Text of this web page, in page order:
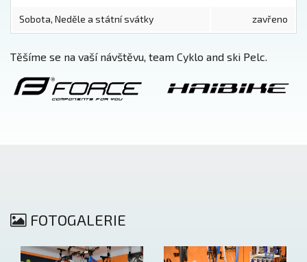
Sobota, Neděle a státní svátky zavřeno
Těšíme se na vaší návštěvu, team Cyklo and ski Pelc.
FOTOGALERIE